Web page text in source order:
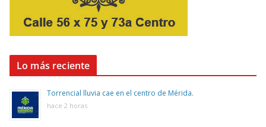
Lo más reciente
Torrencial lluvia cae en el centro de Mérida.
hace 2 horas